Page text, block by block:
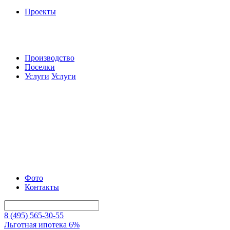
Проекты
Производство
Поселки
Услуги Услуги
Фото
Контакты
8 (495) 565-30-55
Льготная ипотека 6%